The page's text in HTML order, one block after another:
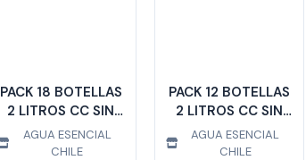
PACK 18 BOTELLAS
2 LITROS CC SIN
GAS
AGUA ESENCIAL
CHILE
PACK 12 BOTELLAS
2 LITROS CC SIN
GAS
AGUA ESENCIAL
CHILE